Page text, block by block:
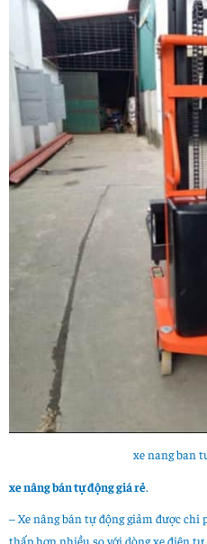
xe nang ban
xe nâng bán tự động giá rẻ.
– Xe nâng bán tự động giảm được